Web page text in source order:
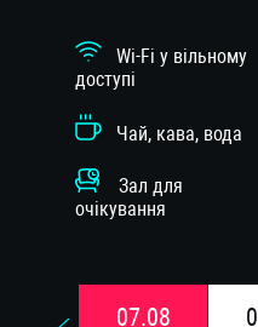
Wi-Fi у вільному
доступі
Чай, кава, вода
Зал для
очікування
07.08